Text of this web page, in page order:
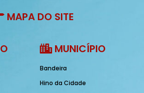
MAPA DO SITE
MUNICÍPIO
Bandeira
Hino da Cidade